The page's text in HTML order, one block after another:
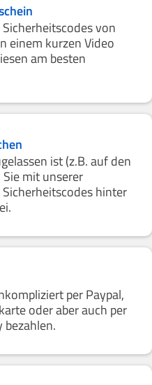
von
einem kurzen Video
am besten
ist (z.B. auf den
mit unserer
hinter
per Paypal,
oder aber auch per
bezahlen.